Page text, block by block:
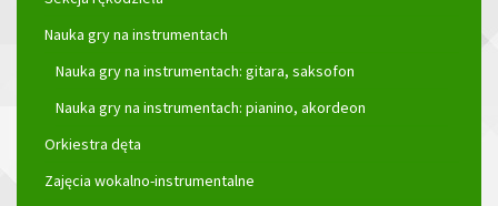
Nauka gry na instrumentach
Nauka gry na instrumentach: gitara, saksofon
Nauka gry na instrumentach: pianino, akordeon
Orkiestra dęta
Zajęcia wokalno-instrumentalne